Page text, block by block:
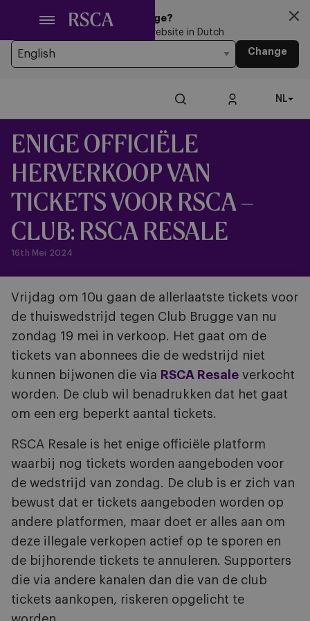
hoofdinhoud
Looking for another Language?
You’re currently browsing the website in Dutch
Change
NL
ENIGE OFFICIËLE
HERVERKOOP VAN
TICKETS VOOR RSCA –
CLUB: RSCA RESALE
16th Mei 2024
Vrijdag om 10u gaan de allerlaatste tickets voor
de thuiswedstrijd tegen Club Brugge van nu
zondag 19 mei in verkoop. Het gaat om de
tickets van abonnees die de wedstrijd niet
kunnen bijwonen die via RSCA Resale verkocht
worden. De club wil benadrukken dat het gaat
om een erg beperkt aantal tickets.
RSCA Resale is het enige officiële platform
waarbij nog tickets worden aangeboden voor
de wedstrijd van zondag. De club is er zich van
bewust dat er tickets aangeboden worden op
andere platformen, maar doet er alles aan om
deze illegale verkopen actief op te sporen en
de bijhorende tickets te annuleren. Supporters
die via andere kanalen dan die van de club
tickets aankopen, riskeren opgelicht te